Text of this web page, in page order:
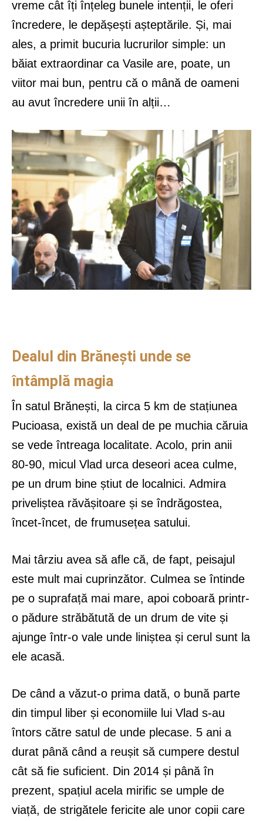
vreme cât îți înțeleg bunele intenții, le oferi
încredere, le depășești așteptările. Și, mai
ales, a primit bucuria lucrurilor simple: un
băiat extraordinar ca Vasile are, poate, un
viitor mai bun, pentru că o mână de oameni
au avut încredere unii în alții…
Dealul din Brănești unde se
întâmplă magia
În satul Brănești, la circa 5 km de stațiunea
Pucioasa, există un deal de pe muchia căruia
se vede întreaga localitate. Acolo, prin anii
80-90, micul Vlad urca deseori acea culme,
pe un drum bine știut de localnici. Admira
priveliștea răvășitoare și se îndrăgostea,
încet-încet, de frumusețea satului.
Mai târziu avea să afle că, de fapt, peisajul
este mult mai cuprinzător. Culmea se întinde
pe o suprafață mai mare, apoi coboară printr-
o pădure străbătută de un drum de vite și
ajunge într-o vale unde liniștea și cerul sunt la
ele acasă.
De când a văzut-o prima dată, o bună parte
din timpul liber și economiile lui Vlad s-au
întors către satul de unde plecase. 5 ani a
durat până când a reușit să cumpere destul
cât să fie suficient. Din 2014 și până în
prezent, spațiul acela mirific se umple de
viață, de strigătele fericite ale unor copii care